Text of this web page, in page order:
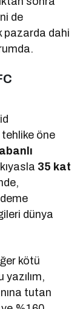
de
pazarda dahi
tehlike öne
35 kat
dünya
kötü
yazılım,
tutan